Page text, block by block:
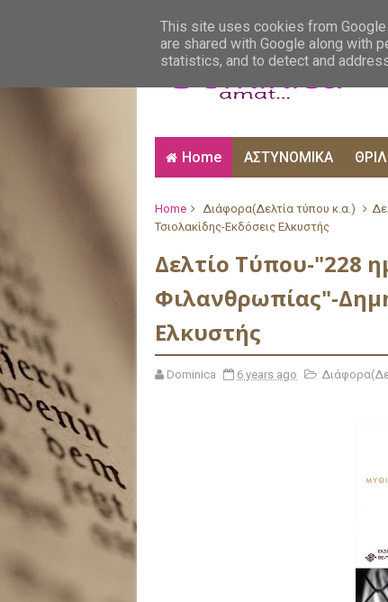
Home ΑΣΤΥΝΟΜΙΚΑ
Home Διάφορα(Δελτία τύπου κ.α.)
Τσιολακίδης-Εκδόσεις Ελκυστής
Δελτίο Τύπου-"228
Φιλανθρωπίας"-
Ελκυστής
Dominica 6 years ago
This site uses cookies from
are shared with Google along with
statistics, and to detect and